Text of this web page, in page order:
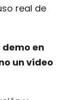
real de
demo en
un vídeo